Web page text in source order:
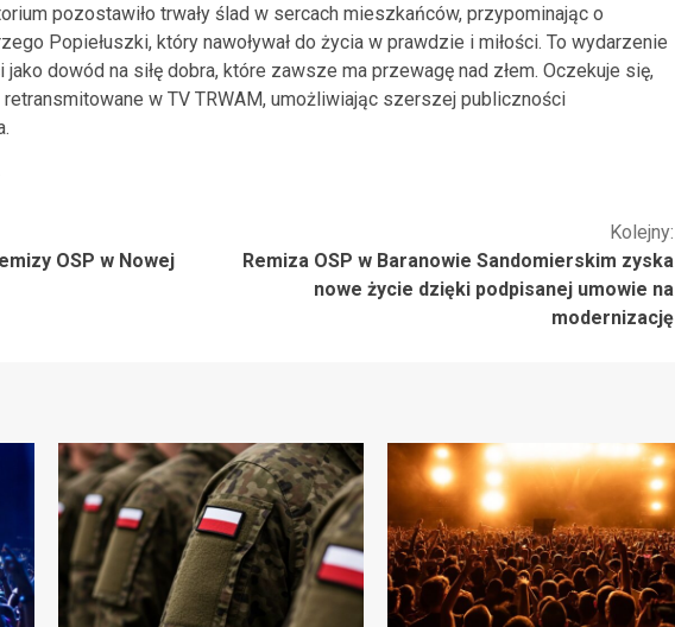
pozostawiło trwały ślad w sercach mieszkańców, przypominając o
Popiełuszki, który nawoływał do życia w prawdzie i miłości. To wydarzenie
dowód na siłę dobra, które zawsze ma przewagę nad złem. Oczekuje się,
w TV TRWAM, umożliwiając szerszej publiczności
OSP w Nowej
Kolejny:
Remiza OSP w Baranowie Sandomierskim zyska
nowe życie dzięki podpisanej umowie na
modernizację